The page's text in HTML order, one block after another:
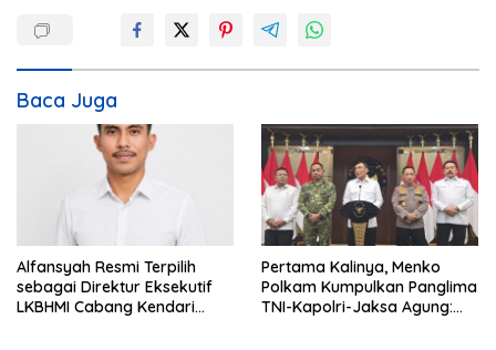
s
i
p
Baca Juga
Alfansyah Resmi Terpilih
sebagai Direktur Eksekutif
LKBHMI Cabang Kendari
Pertama Kalinya, Menko
Polkam Kumpulkan Panglima
TNI-Kapolri-Jaksa Agung: